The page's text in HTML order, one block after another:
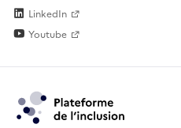
LinkedIn
Youtube